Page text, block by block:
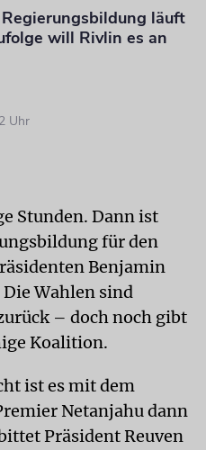
läuft
will Rivlin es an
Uhr
Stunden. Dann ist
für den
Benjamin
Wahlen sind
– doch noch gibt
Koalition.
ist es mit dem
Netanjahu dann
Präsident Reuven